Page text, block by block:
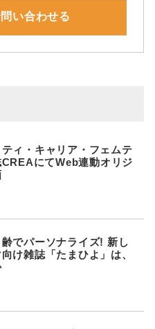
い合わせる
ィ・キャリア・フェムテ
にてWeb連動オリジ
でパーソナライズ! 新し
け雑誌「たまひよ」は、